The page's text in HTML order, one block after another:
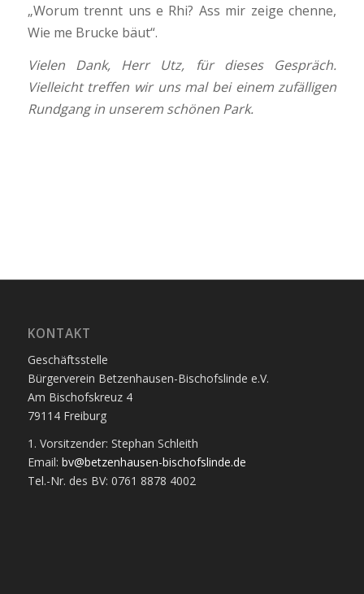
„Worum trennt uns e Rhi? Ass mir zeige chenne,
Wie me Brucke bäut“.
Vielen Dank, Herr Utz, für dieses Gespräch.
Vielleicht treffen wir uns mal bei einem zufälligen
Rundgang in unserem schönen Park.
KONTAKT
Geschäftsstelle
Bürgerverein Betzenhausen-Bischofslinde e.V.
Am Bischofskreuz 4
79114 Freiburg
1. Vorsitzender: Stephan Schleith
Email: bv@betzenhausen-bischofslinde.de
Tel.-Nr. des BV: 0761 8878 4002